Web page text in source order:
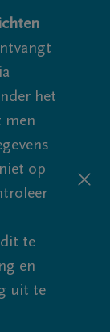
het
men
op
te
en
uit te